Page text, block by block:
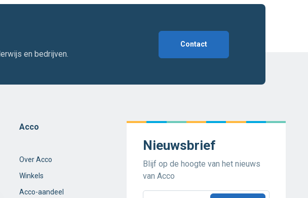
en bedrijven.
Contact
Acco
Over Acco
Winkels
Acco-aandeel
Nieuwsbrief
Blijf op de hoogte van het nieuws
van Acco